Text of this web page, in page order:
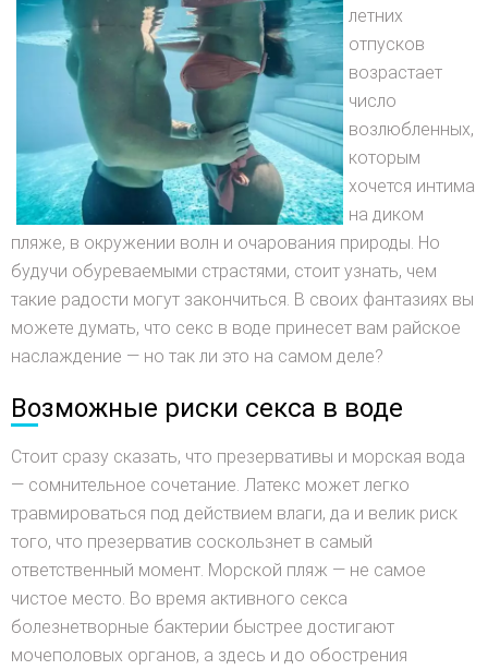
летних
отпусков
возрастает
число
возлюбленных,
которым
хочется интима
на диком
пляже, в окружении волн и очарования природы. Но
будучи обуреваемыми страстями, стоит узнать, чем
такие радости могут закончиться. В своих фантазиях вы
можете думать, что секс в воде принесет вам райское
наслаждение — но так ли это на самом деле?
Возможные риски секса в воде
Стоит сразу сказать, что презервативы и морская вода
— сомнительное сочетание. Латекс может легко
травмироваться под действием влаги, да и велик риск
того, что презерватив соскользнет в самый
ответственный момент. Морской пляж — не самое
чистое место. Во время активного секса
болезнетворные бактерии быстрее достигают
мочеполовых органов, а здесь и до обострения